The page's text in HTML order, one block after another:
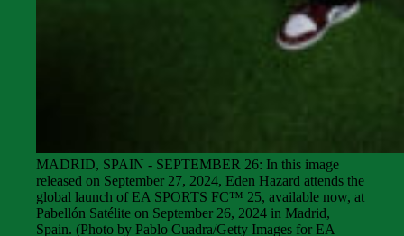
MADRID, SPAIN - SEPTEMBER 26: In this image
released on September 27, 2024, Eden Hazard attends the
global launch of EA SPORTS FC™ 25, available now, at
Pabellón Satélite on September 26, 2024 in Madrid,
Spain. (Photo by Pablo Cuadra/Getty Images for EA